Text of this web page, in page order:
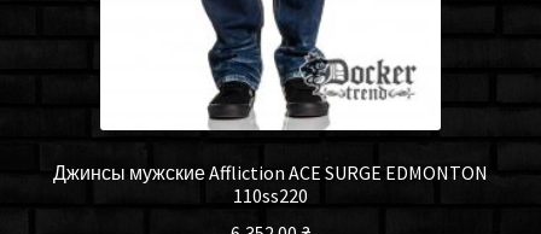
Джинсы мужские Affliction ACE SURGE EDMONTON
110ss220